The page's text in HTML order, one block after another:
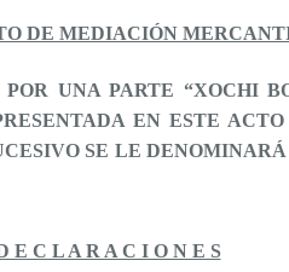
DE MEDIACIÓN
UNA PARTE “XOCHI
EN ESTE
SE LE DENOMINARÁ
E C L A R A C I O N E S